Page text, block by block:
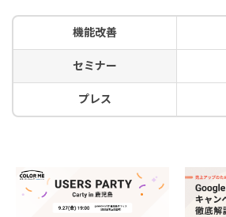
機能改善
セミナー
プレス